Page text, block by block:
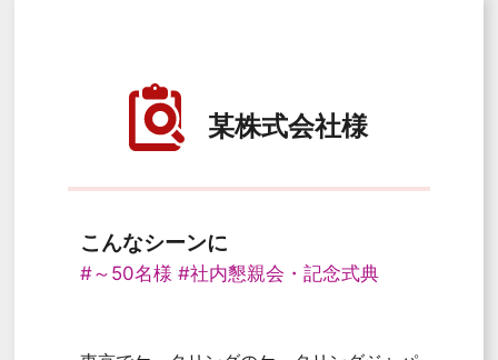
某株式会社様
こんなシーンに
#～50名様 #社内懇親会・記念式典